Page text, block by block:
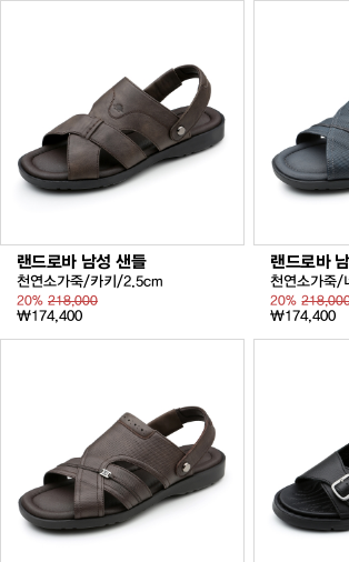
랜드로바 남성 샌들
천연소가죽/카키/2.5cm
20% 218,000
₩174,400
랜드로바
천연소가죽/
20%
₩174,400